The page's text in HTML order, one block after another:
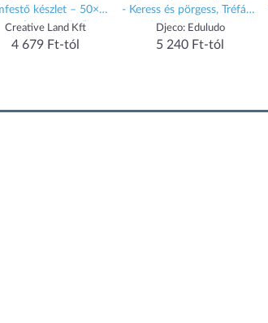
készlet – 50×60
cm (Keret nélkül)
Creative Land Kft
4 679 Ft-tól
- Keress és pörgess, Tréfás -
Eduludo Obs Funny
Djeco: Eduludo
5 240 Ft-tól